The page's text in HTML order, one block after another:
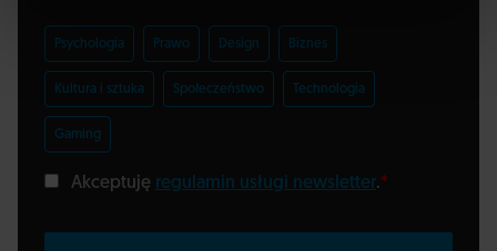
Psychologia Prawo Design Biznes
Kultura i sztuka Społeczeństwo Technologia
Gaming
Akceptuję regulamin usługi newsletter.*